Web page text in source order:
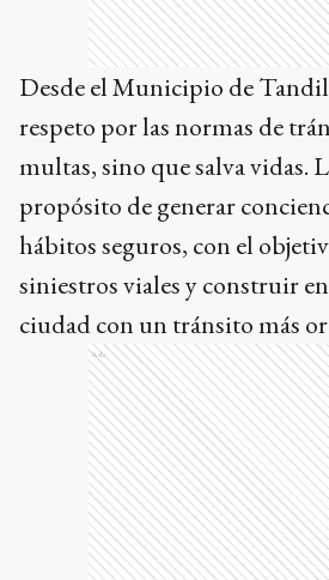
Desde el Municipio de
respeto por las normas de
multas, sino que salva vidas.
propósito de generar
hábitos seguros, con el
siniestros viales y construir
ciudad con un tránsito más
Ads